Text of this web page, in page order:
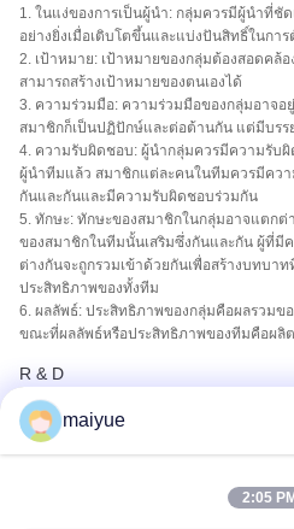
1. ในแง่ของการเป็นผู้นำ: กลุ่มควรมีผู้นำที่ชั
อย่างยิ่งเมื่อเติบโตขึ้นและแบ่งปันสิทธิ์ในการ
2. เป้าหมาย: เป้าหมายของกลุ่มต้องสอดคล้
สามารถสร้างเป้าหมายของตนเองได้
3. ความร่วมมือ: ความร่วมมือของกลุ่มอาจอ
สมาชิกก็เป็นปฏิปักษ์และต่อต้านกัน แต่มีบรร
4. ความรับผิดชอบ: ผู้นำกลุ่มควรมีความรับ
ผู้นำทีมแล้ว สมาชิกแต่ละคนในทีมควรมีคว
กันและกันและมีความรับผิดชอบร่วมกัน
5. ทักษะ: ทักษะของสมาชิกในกลุ่มอาจแตก
ของสมาชิกในทีมนั้นเสริมซึ่งกันและกัน ผู้ที่มี
ต่างกันจะถูกรวมเข้าด้วยกันเพื่อสร้างบทบา
ประสิทธิภาพของทั้งทีม
6. ผลลัพธ์: ประสิทธิภาพของกลุ่มคือผลรวมข
ขณะที่ผลลัพธ์หรือประสิทธิภาพของทีมคือผ
R & D
เป้าหมายเป็นองค์ประกอบสำคัญของทีม แ
เป้าหมายที่ชัดเจน:
บรรลุและบุคลิกของสมาชิกแต่ละคนในทีม
ให้ทีมมุ่งเน้นไปที่ลำดับความสำคัญหลักและ
maiyue
2:05 PM